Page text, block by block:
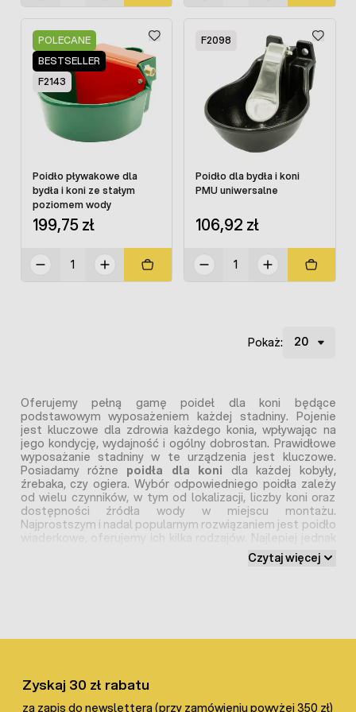
POLECANE
BESTSELLER
F2143
Poidło pływakowe dla
bydła i koni ze stałym
poziomem wody
199,75 zł
F2098
Poidło dla bydła i koni
PMU uniwersalne
106,92 zł
Pokaż:
Oferujemy pełną gamę poideł dla koni będące
podstawowym wyposażeniem każdej stadniny. Pojenie
jest kluczowe dla zdrowia każdego konia, wpływając na
jego kondycję, wydajność i ogólny dobrostan. Prawidłowe
wyposażanie stadniny w te urządzenia jest kluczowe.
Posiadamy różne poidła dla koni dla każdej kobyły,
źrebaka, czy ogiera. Wybór odpowiedniego poidła zależy
od wielu czynników, w tym od lokalizacji, liczby koni oraz
dostępności źródła wody w miejscu montażu.
Najprostszym i nadal popularnym rozwiązaniem jest poidło
wiaderkowe, oferujemy ich kilka rodzajów. Najlepiej jednak
jest zaopatrzyć każdy boź i wszystkie padoki w poidła dla
koni tak by naszym podopiecznym zapewnić stały dostęp
automatyczne dla koni
względu na ich wygodę i efektywność. Automatycznie
uzupełniają się na bieżąco podczas picia, zapewniając stały
Czytaj więcej
Zyskaj 30 zł rabatu
za zapis do newslettera (przy zamówieniu powyżej 350 zł)